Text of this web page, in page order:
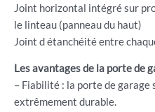
Joint horizontal intégré sur
le linteau (panneau du haut)
Joint d étanchéité entre
Les avantages de la porte de
– Fiabilité : la porte de
extrêmement durable.